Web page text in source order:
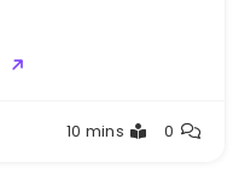
10 mins 0